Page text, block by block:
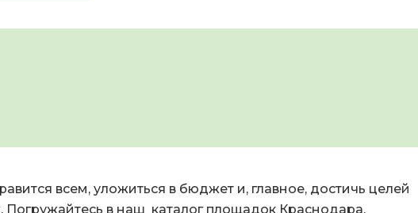
всем, уложиться в бюджет и, главное, достичь целей
в наш каталог площадок Краснодара,